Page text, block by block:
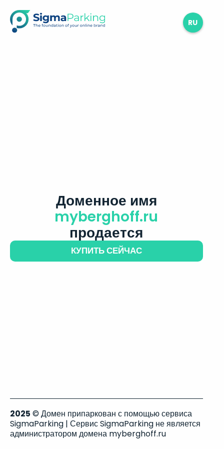
RU
Доменное имя
myberghoff.ru
продается
КУПИТЬ СЕЙЧАС
2025 © Домен припаркован с помощью сервиса
SigmaParking | Сервис SigmaParking не является
администратором домена myberghoff.ru